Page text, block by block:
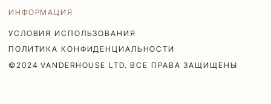
ИНФОРМАЦИЯ
УСЛОВИЯ ИСПОЛЬЗОВАНИЯ
ПОЛИТИКА КОНФИДЕНЦИАЛЬНОСТИ
©2024 VANDERHOUSE LTD. ВСЕ ПРАВА ЗАЩИЩЕНЫ